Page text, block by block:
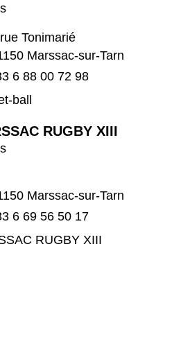
Tonimarié
Marssac-sur-Tarn
6 88 00 72 98
ball
RUGBY XIII
Marssac-sur-Tarn
6 69 56 50 17
RUGBY XIII